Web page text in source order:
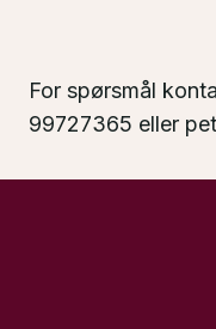
For spørsmål
99727365 eller